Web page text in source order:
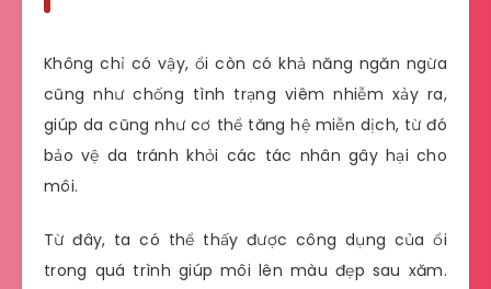
Không chỉ có vậy, ổi còn có khả năng ngăn ngừa
cũng như chống tình trạng viêm nhiễm xảy ra,
giúp da cũng như cơ thể tăng hệ miễn dịch, từ đó
bảo vệ da tránh khỏi các tác nhân gây hại cho
môi.
Từ đây, ta có thể thấy được công dụng của ổi
trong quá trình giúp môi lên màu đẹp sau xăm.